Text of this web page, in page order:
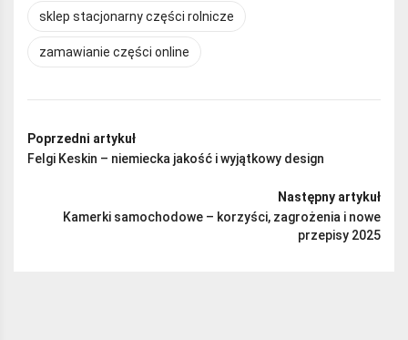
sklep stacjonarny części rolnicze
zamawianie części online
Poprzedni artykuł
Felgi Keskin – niemiecka jakość i wyjątkowy design
Następny artykuł
Kamerki samochodowe – korzyści, zagrożenia i nowe
przepisy 2025